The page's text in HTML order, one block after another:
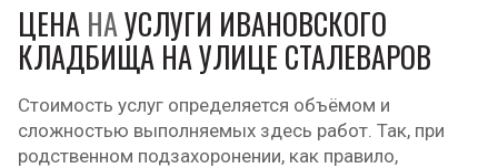
ЦЕНА НАУСЛУГИ ИВАНОВСКОГО
КЛАДБИЩА НА УЛИЦЕ СТАЛЕВАРОВ
Стоимость услуг определяется объёмом и
сложностью выполняемых здесь работ. Так, при
родственном подзахоронении, как правило,